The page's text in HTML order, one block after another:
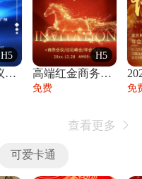
H5
高端商务会议招商加盟展会峰会论坛邀请函
H5
高端红金商务会议年会年终盛典答谢邀请函
免费 免
查看更多 
可爱卡通